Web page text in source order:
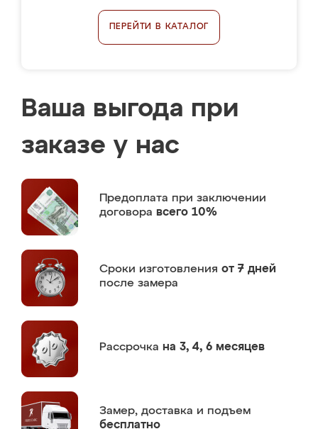
ПЕРЕЙТИ В КАТАЛОГ
Ваша выгода при
заказе у нас
Предоплата при заключении
договора всего 10%
Сроки изготовления от 7 дней
после замера
Рассрочка на 3, 4, 6 месяцев
Замер, доставка и подъем
бесплатно